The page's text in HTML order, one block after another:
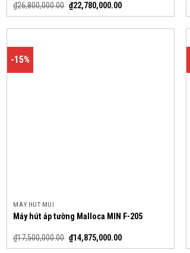
₫26,800,000.00 ₫22,780,000.00
-15%
MÁY HÚT MÙI
Máy hút áp tường Malloca MIN F-205
₫17,500,000.00 ₫14,875,000.00